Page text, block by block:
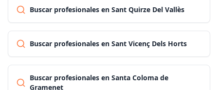
Buscar profesionales en Sant Quirze Del Vallès
Buscar profesionales en Sant Vicenç Dels Horts
Buscar profesionales en Santa Coloma de
Gramenet